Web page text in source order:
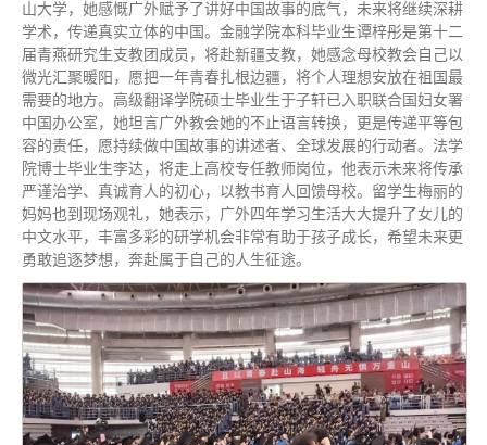
山大学，她感慨广外赋予了讲好中国故事的底气，未来将继续深耕
学术，传递真实立体的中国。金融学院本科毕业生谭梓彤是第十二
届青燕研究生支教团成员，将赴新疆支教，她感念母校教会自己以
微光汇聚暖阳，愿把一年青春扎根边疆，将个人理想安放在祖国最
需要的地方。高级翻译学院硕士毕业生于子轩已入职联合国妇女署
中国办公室，她坦言广外教会她的不止语言转换，更是传递平等包
容的责任，愿持续做中国故事的讲述者、全球发展的行动者。法学
院博士毕业生李达，将走上高校专任教师岗位，他表示未来将传承
严谨治学、真诚育人的初心，以教书育人回馈母校。留学生梅丽的
妈妈也到现场观礼，她表示，广外四年学习生活大大提升了女儿的
中文水平，丰富多彩的研学机会非常有助于孩子成长，希望未来更
勇敢追逐梦想，奔赴属于自己的人生征途。